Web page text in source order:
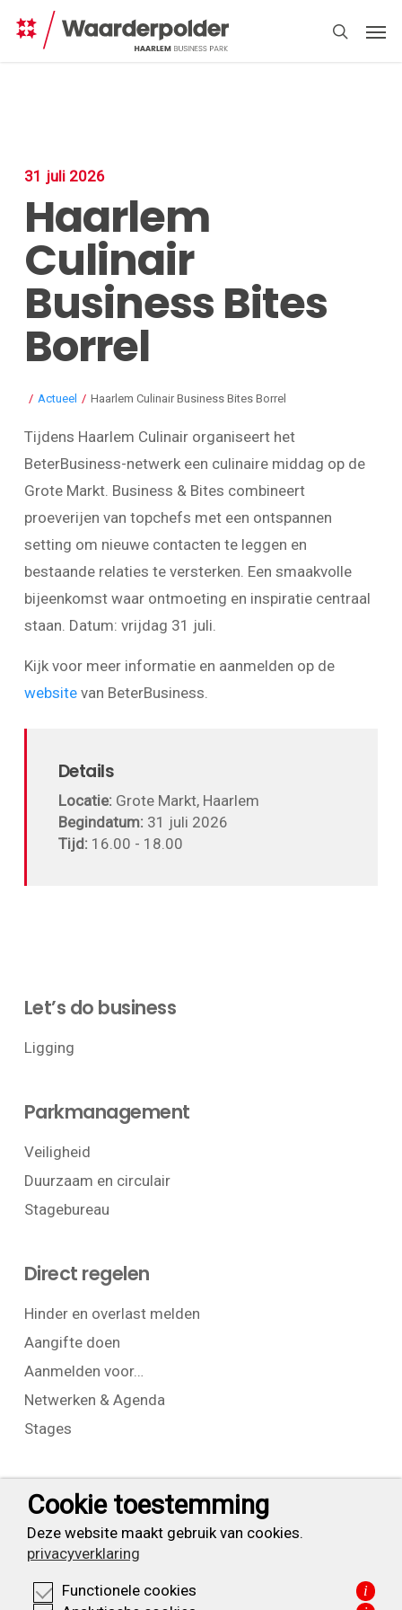
search
31 juli 2026
Haarlem
Culinair
Business Bites
Borrel
/ Actueel / Haarlem Culinair Business Bites Borrel
Tijdens Haarlem Culinair organiseert het
BeterBusiness-netwerk een culinaire middag op de
Grote Markt. Business & Bites combineert
proeverijen van topchefs met een ontspannen
setting om nieuwe contacten te leggen en
bestaande relaties te versterken. Een smaakvolle
bijeenkomst waar ontmoeting en inspiratie centraal
staan. Datum: vrijdag 31 juli.
Kijk voor meer informatie en aanmelden op de
websitevan BeterBusiness.
Details
Locatie: Grote Markt, Haarlem
Begindatum: 31 juli 2026
Tijd: 16.00 - 18.00
Let’s do business
Ligging
Parkmanagement
Veiligheid
Duurzaam en circulair
Stagebureau
Direct regelen
Hinder en overlast melden
Aangifte doen
Aanmelden voor…
Netwerken & Agenda
Stages
Contact
T:+31 (0) 23 525 7826
Cookie toestemming
Deze website maakt gebruik van cookies.
privacyverklaring
Functionele cookies i